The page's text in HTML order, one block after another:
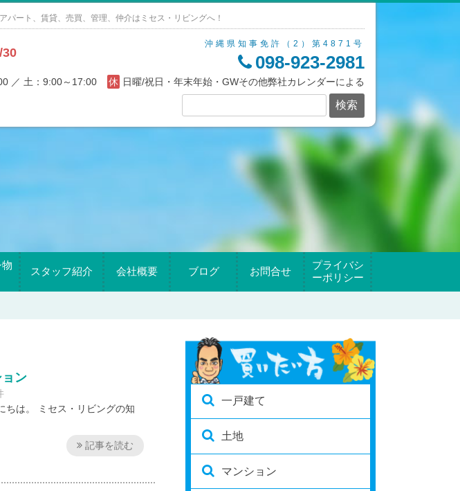
ート、賃貸、売買、管理、仲介はミセス・リビングへ！
30
沖縄県知事免許（2）第4871号
098-923-2981
／ 土：9:00～17:00 休 日曜/祝日・年末年始・GWその他弊社カレンダーによる
スタッフ紹介 会社概要 ブログ お問合せ
プライバシ
ーポリシー
ン
ちは。 ミセス・リビングの知
記事を読む
一戸建て
土地
マンション